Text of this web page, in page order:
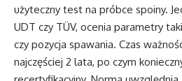
użyteczny test na próbce spoiny.
UDT czy TÜV, ocenia parametry
czy pozycja spawania. Czas
najczęściej 2 lata, po czym